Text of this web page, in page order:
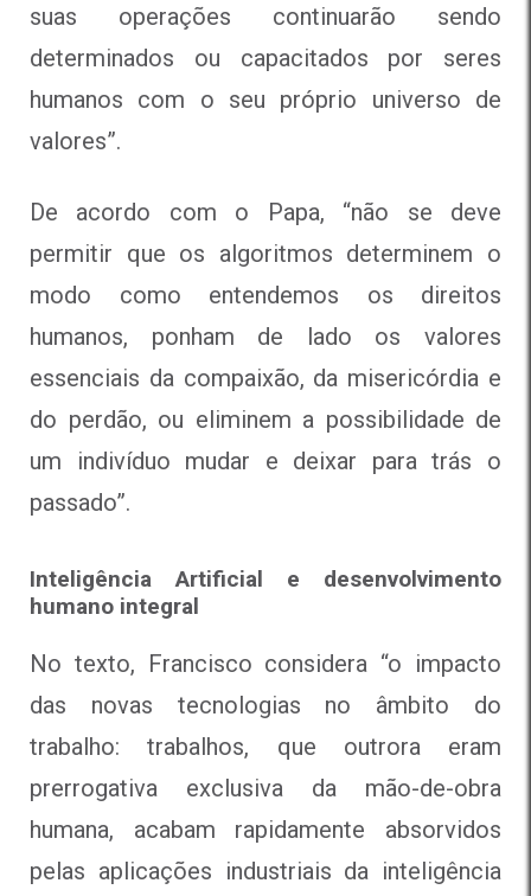
suas operações continuarão sendo
determinados ou capacitados por seres
humanos com o seu próprio universo de
valores”.
De acordo com o Papa, “não se deve
permitir que os algoritmos determinem o
modo como entendemos os direitos
humanos, ponham de lado os valores
essenciais da compaixão, da misericórdia e
do perdão, ou eliminem a possibilidade de
um indivíduo mudar e deixar para trás o
passado”.
Inteligência Artificial e desenvolvimento
humano integral
No texto, Francisco considera “o impacto
das novas tecnologias no âmbito do
trabalho: trabalhos, que outrora eram
prerrogativa exclusiva da mão-de-obra
humana, acabam rapidamente absorvidos
pelas aplicações industriais da inteligência